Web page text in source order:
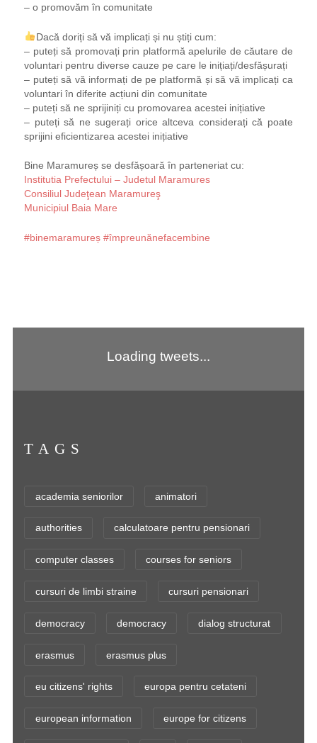
– o promovăm în comunitate
Dacă doriți să vă implicați și nu știți cum:
– puteți să promovați prin platformă apelurile de căutare de
voluntari pentru diverse cauze pe care le inițiați/desfășurați
– puteți să vă informați de pe platformă și să vă implicați ca
voluntari în diferite acțiuni din comunitate
– puteți să ne sprijiniți cu promovarea acestei inițiative
– puteți să ne sugerați orice altceva considerați că poate
sprijini eficientizarea acestei inițiative
Bine Maramureș se desfășoară în parteneriat cu:
Institutia Prefectului – Judetul Maramures
Consiliul Judeţean Maramureş
Municipiul Baia Mare
#binemaramureș #împreunănefacembine
Loading tweets...
TAGS
academia seniorilor animatori
authorities calculatoare pentru pensionari
computer classes courses for seniors
cursuri de limbi straine cursuri pensionari
democracy democracy dialog structurat
erasmus erasmus plus
eu citizens' rights europa pentru cetateni
european information europe for citizens